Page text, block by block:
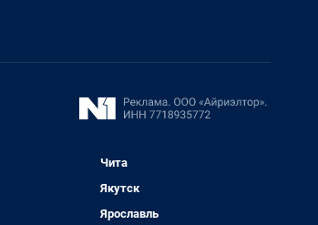
Чита
Якутск
Ярославль